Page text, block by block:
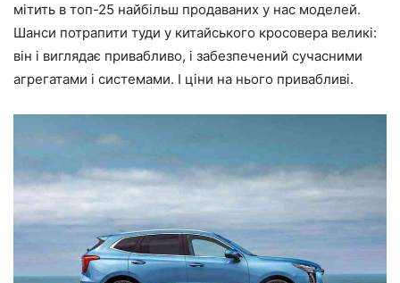
мітить в топ-25 найбільш продаваних у нас моделей.
Шанси потрапити туди у китайського кросовера великі:
він і виглядає привабливо, і забезпечений сучасними
агрегатами і системами. І ціни на нього привабливі.